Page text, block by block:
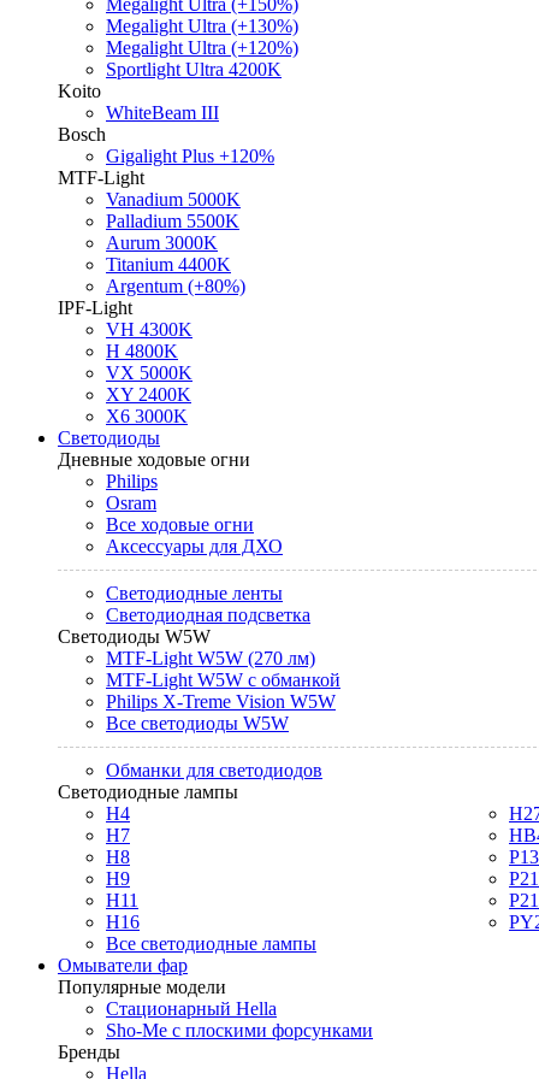
Megalight Ultra (+150%)
Megalight Ultra (+130%)
Megalight Ultra (+120%)
Sportlight Ultra 4200K
Koito
WhiteBeam III
Bosch
Gigalight Plus +120%
MTF-Light
Vanadium 5000K
Palladium 5500K
Aurum 3000K
Titanium 4400K
Argentum (+80%)
IPF-Light
VH 4300K
H 4800K
VX 5000K
XY 2400K
X6 3000K
Светодиоды
Дневные ходовые огни
Philips
Osram
Все ходовые огни
Аксессуары для ДХО
Светодиодные ленты
Светодиодная подсветка
Светодиоды W5W
MTF-Light W5W (270 лм)
MTF-Light W5W с обманкой
Philips X-Treme Vision W5W
Все светодиоды W5W
Обманки для светодиодов
Светодиодные лампы
H4
H7
H8
H9
H11
H16
Все светодиодные лампы
Омыватели фар
Популярные модели
Стационарный Hella
Sho-Me с плоскими форсунками
Бренды
Hella